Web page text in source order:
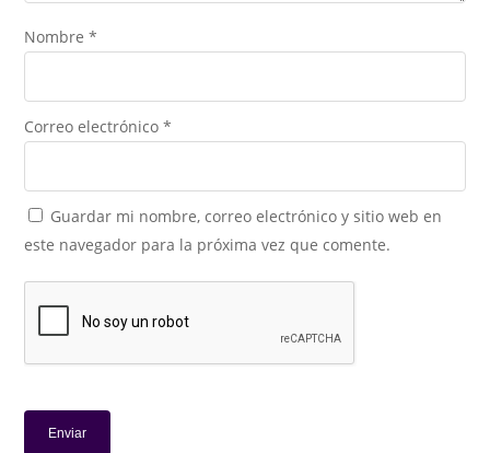
Nombre*
Correo electrónico*
Guardar mi nombre, correo electrónico y sitio web en
este navegador para la próxima vez que comente.